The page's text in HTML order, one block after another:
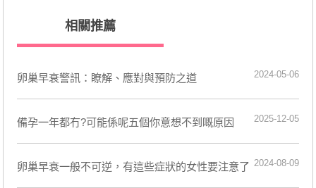
相關推薦
卵巢早衰警訊：瞭解、應對與預防之道 2024-05-06
備孕一年都冇?可能係呢五個你意想不到嘅原因 2025-12-05
卵巢早衰一般不可逆，有這些症狀的女性要注意了 2024-08-09